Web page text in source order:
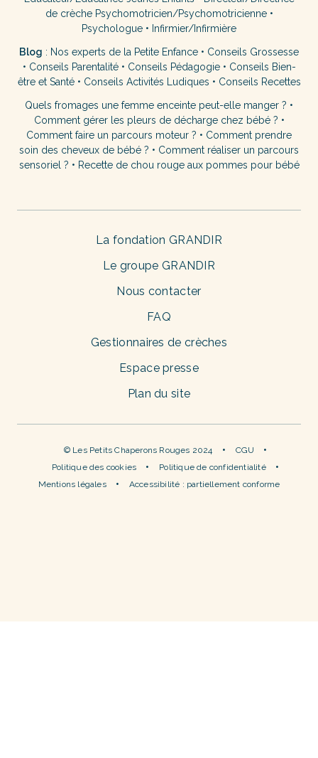
de crèche Psychomotricien/Psychomotricienne•
Psychologue • Infirmier/Infirmière
Blog : Nos experts de la Petite Enfance • Conseils Grossesse
• Conseils Parentalité• Conseils Pédagogie• Conseils Bien-
être et Santé• Conseils Activités Ludiques • Conseils Recettes
Quels fromages une femme enceinte peut-elle manger ? •
Comment gérer les pleurs de décharge chez bébé ? •
Comment faire un parcours moteur ? • Comment prendre
soin des cheveux de bébé ? • Comment réaliser un parcours
sensoriel ? • Recette de chou rouge aux pommes pour bébé
La fondation GRANDIR
Le groupe GRANDIR
Nous contacter
FAQ
Gestionnaires de crèches
Espace presse
Plan du site
© Les Petits Chaperons Rouges 2024
CGU
Politique des cookies
Politique de confidentialité
Mentions légales
Accessibilité : partiellement conforme